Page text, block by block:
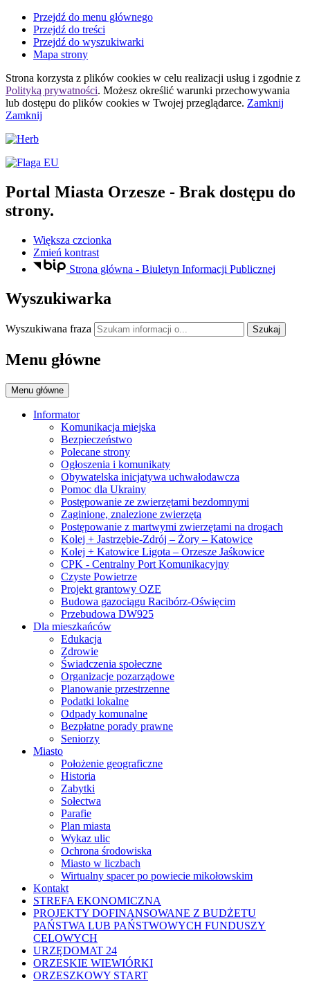
Przejdź do menu głównego
Przejdź do treści
Przejdź do wyszukiwarki
Mapa strony
Strona korzysta z plików cookies w celu realizacji usług i zgodnie z
Polityką prywatności. Możesz określić warunki przechowywania
lub dostępu do plików cookies w Twojej przeglądarce. Zamknij
Zamknij
Portal Miasta Orzesze - Brak dostępu do
strony.
Większa czcionka
Zmień kontrast
Strona główna - Biuletyn Informacji Publicznej
Wyszukiwarka
Wyszukiwana fraza Szukaj
Menu główne
Menu główne
Informator
Komunikacja miejska
Bezpieczeństwo
Polecane strony
Ogłoszenia i komunikaty
Obywatelska inicjatywa uchwałodawcza
Pomoc dla Ukrainy
Postępowanie ze zwierzętami bezdomnymi
Zaginione, znalezione zwierzęta
Postępowanie z martwymi zwierzętami na drogach
Kolej + Jastrzębie-Zdrój – Żory – Katowice
Kolej + Katowice Ligota – Orzesze Jaśkowice
CPK - Centralny Port Komunikacyjny
Czyste Powietrze
Projekt grantowy OZE
Budowa gazociągu Racibórz-Oświęcim
Przebudowa DW925
Dla mieszkańców
Edukacja
Zdrowie
Świadczenia społeczne
Organizacje pozarządowe
Planowanie przestrzenne
Podatki lokalne
Odpady komunalne
Bezpłatne porady prawne
Seniorzy
Miasto
Położenie geograficzne
Historia
Zabytki
Sołectwa
Parafie
Plan miasta
Wykaz ulic
Ochrona środowiska
Miasto w liczbach
Wirtualny spacer po powiecie mikołowskim
Kontakt
STREFA EKONOMICZNA
PROJEKTY DOFINANSOWANE Z BUDŻETU
PAŃSTWA LUB PAŃSTWOWYCH FUNDUSZY
CELOWYCH
URZĘDOMAT 24
ORZESKIE WIEWIÓRKI
ORZESZKOWY START